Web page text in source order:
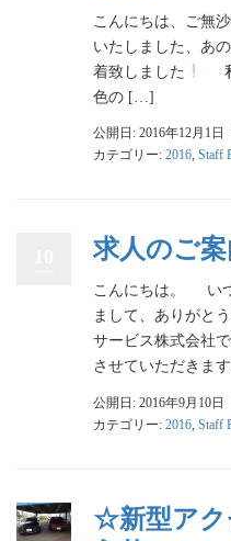
こんにちは、ご無
いたしました、あ
着致しました
私
色の […]
公開日: 2016年12月1日
カテゴリー: 2016, Staff
求人のご案
こんにちは。 い
まして、ありがと
サービス株式会社
させていただきま
公開日: 2016年9月10日
カテゴリー: 2016 Staff
☆新型アク